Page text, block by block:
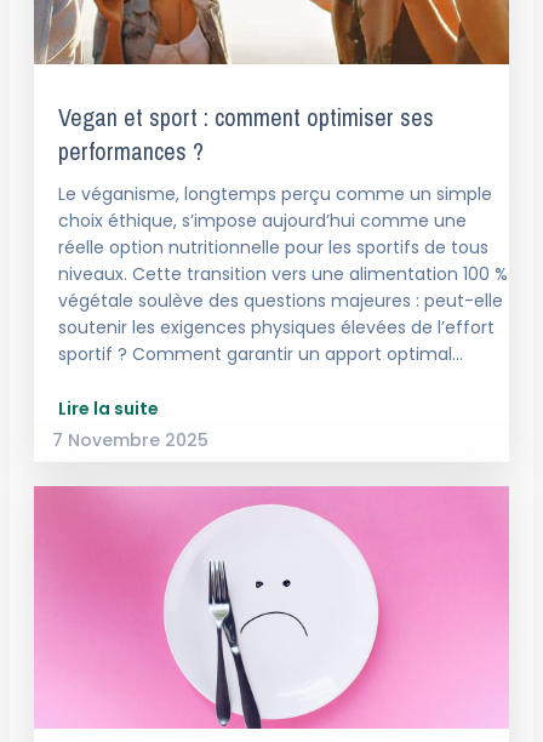
Vegan et sport : comment optimiser ses
performances ?
7 Novembre 2025
Le véganisme, longtemps perçu comme un simple
choix éthique, s’impose aujourd’hui comme une
réelle option nutritionnelle pour les sportifs de tous
niveaux. Cette transition vers une alimentation 100 %
végétale soulève des questions majeures : peut-elle
soutenir les exigences physiques élevées de l’effort
sportif ? Comment garantir un apport optimal…
Lire la suite